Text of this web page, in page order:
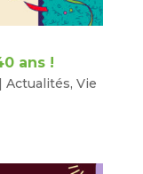
ans !
| Actualités, Vie